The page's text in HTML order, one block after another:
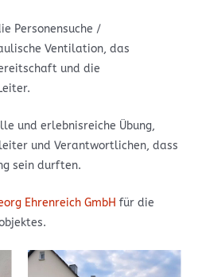
Personensuche /
Ventilation, das
und die
und erlebnisreiche Übung,
und Verantwortlichen, dass
sein durften.
Ehrenreich GmbH für die